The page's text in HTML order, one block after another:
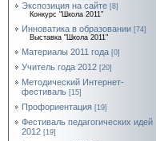
Экспозиция на сайте [8]
Конкурс "Школа 2011"
Инноватика в образовании [74]
Выставка "Школа 2011"
Материалы 2011 года [0]
Учитель года 2012 [20]
Методический Интернет-
фестиваль [15]
Профориентация [19]
Фестиваль педагогических идей
2012 [19]